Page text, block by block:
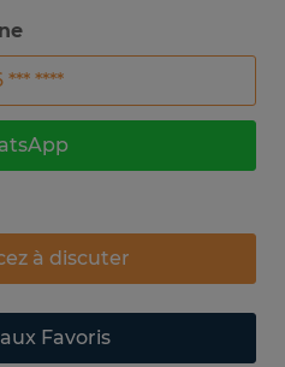
*** ****
à discuter
Favoris